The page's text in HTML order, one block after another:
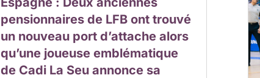
pensionnaires de LFB ont trouvé
un nouveau port d’attache alors
qu’une joueuse emblématique
de Cadi La Seu annonce sa